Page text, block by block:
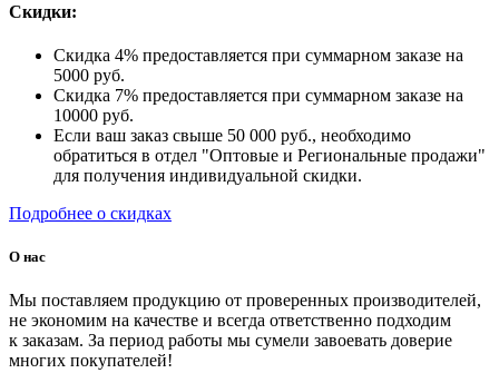
Скидки:
Скидка 4% предоставляется при суммарном заказе на
5000 руб.
Скидка 7% предоставляется при суммарном заказе на
10000 руб.
Если ваш заказ свыше 50 000 руб., необходимо
обратиться в отдел "Оптовые и Региональные продажи"
для получения индивидуальной скидки.
Подробнее о скидках
О нас
Мы поставляем продукцию от проверенных производителей,
не экономим на качестве и всегда ответственно подходим
к заказам. За период работы мы сумели завоевать доверие
многих покупателей!